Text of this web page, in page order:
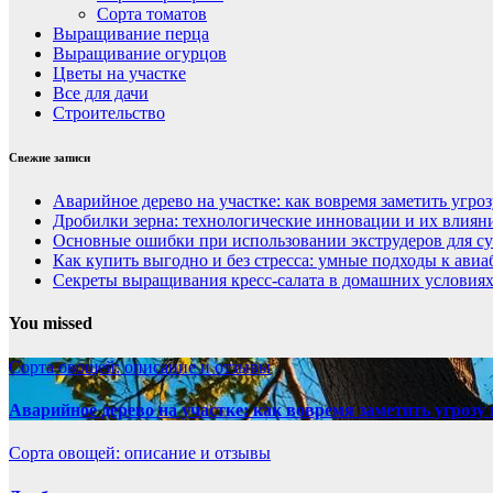
Сорта томатов
Выращивание перца
Выращивание огурцов
Цветы на участке
Все для дачи
Строительство
Свежие записи
Аварийное дерево на участке: как вовремя заметить
Дробилки зерна: технологические инновации и их
Основные ошибки при использовании экструдеров для
Как купить выгодно и без стресса: умные подходы к
Секреты выращивания кресс-салата в домашних
You missed
Сорта овощей: описание и отзывы
Аварийное дерево на участке: как вовремя заметить угрозу
Сорта овощей: описание и отзывы